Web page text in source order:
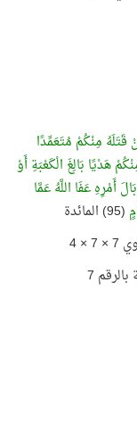
قَتَلَهُ مِنْكُمْ مُتَعَمِّدًا
هَدْيًا بَالِغَ الْكَعْبَةِ أَوْ
أَمْرِهِ عَفَا اللَّهُ عَمَّا
(95) المائدة
7